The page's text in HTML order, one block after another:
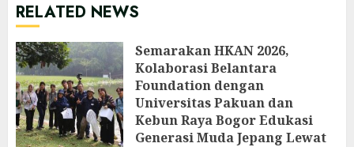
RELATED NEWS
Semarakan HKAN 2026,
Kolaborasi Belantara
Foundation dengan
Universitas Pakuan dan
Kebun Raya Bogor Edukasi
Generasi Muda Jepang Lewat